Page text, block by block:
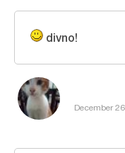
December
divno!